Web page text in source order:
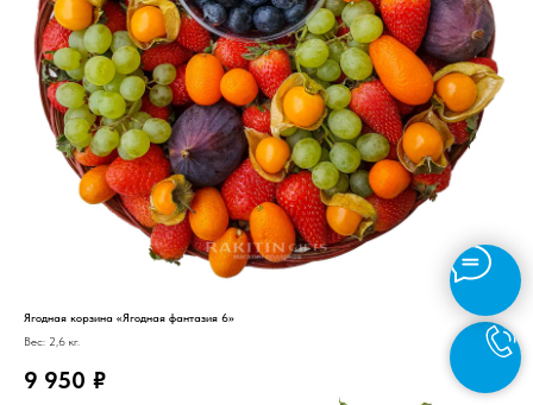
Ягодная корзина «Ягодная фантазия 6»
Вес: 2,6 кг.
9 950 ₽